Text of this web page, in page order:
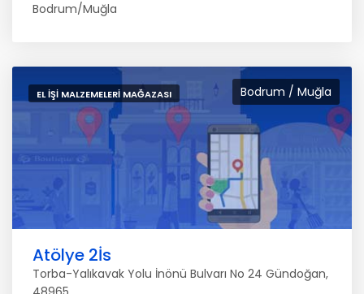
Bodrum/Muğla
Bodrum / Muğla
EL IŞI MALZEMELERI MAĞAZASI
Atölye 2İs
Torba-Yalıkavak Yolu İnönü Bulvarı No 24 Gündoğan,